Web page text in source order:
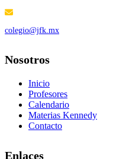
colegio@jfk.mx
Nosotros
Inicio
Profesores
Calendario
Materias Kennedy
Contacto
Enlaces